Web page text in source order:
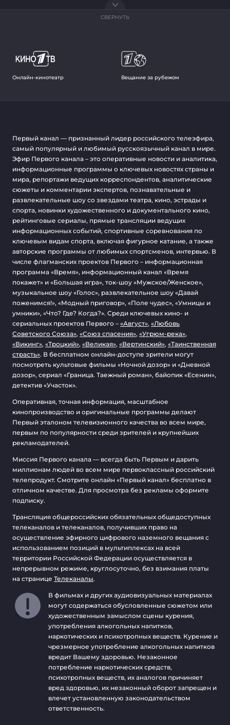
СВЕРНУТЬ
Онлайн-кинотеатр Вещание за рубежом
Первый канал — признанный лидер российского телеэфира,
самый популярный и любимый русскоязычный канал в мире.
Эфир Первого канала – это оперативные новости и аналитика,
информационные программы о ключевых новостях страны и
мира, репортажи ведущих корреспондентов, аналитические
сюжеты и комментарии экспертов, познавательные и
развлекательные шоу со звездами театра, кино, эстрады и
спорта, новинки художественного и документального кино,
рейтинговые сериалы, прямые трансляции ведущих
информационных событий, спортивные соревнования по
ключевым видам спорта, включая фигурное катание, а также
авторские программы от любимых спортсменов, интервью. В
числе флагманских проектов Первого – информационная
программа «Время», информационный канал «Время
покажет» и «Большая игра», ток-шоу «Мужское/Женское»,
музыкальное шоу «Голос», развлекательное шоу «Давай
поженимся!», «Модный приговор», «Поле чудес», «Умницы и
умники», «Что? Где? Когда?». Среди ключевых кино- и
сериальных проектов Первого – «Август», «Любовь
Советского Союза», «Союз спасения», «Угрюм-река»,
«Викинг», «Троцкий», «Великая», «Вертинский», «Таинственная
страсть». В бесплатном онлайн-доступе зрители могут
посмотреть культовые фильмы «Ночной дозор» и «Дневной
дозор», сериал «Граница. Таежный роман», байопик «Есенин»,
детектив «Участок».
Оперативная, точная информация, масштабное
кинопроизводство и оригинальные программы делают
Первый эталоном телевизионного качества во всем мире,
первым по популярности среди зрителей и крупнейших
рекламодателей.
Миссия Первого канала — всегда быть Первым и дарить
миллионам людей во всем мире первоклассный российский
телепродукт. Смотрите онлайн «Первый канал» бесплатно в
отличном качестве. Для просмотра без рекламы оформите
подписку.
Трансляция общероссийских обязательных общедоступных
телеканалов и телеканалов, получивших право на
осуществление эфирного цифрового наземного вещания с
использованием позиций в мультиплексах на всей
территории Российской Федерации осуществляется в
непрерывном режиме, круглосуточно, без взимания платы
на странице Телеканалы.
В фильмах и других аудиовизуальных материалах
могут содержаться обусловленные сюжетом или
художественным замыслом сцены курения,
употребления алкогольных напитков,
наркотических и психотропных веществ. Курение и
чрезмерное употребление алкогольных напитков
вредит Вашему здоровью. Незаконное
потребление наркотических средств,
психотропных веществ, их аналогов причиняет
вред здоровью, их незаконный оборот запрещен и
влечет установленную законодательством
ответственность.